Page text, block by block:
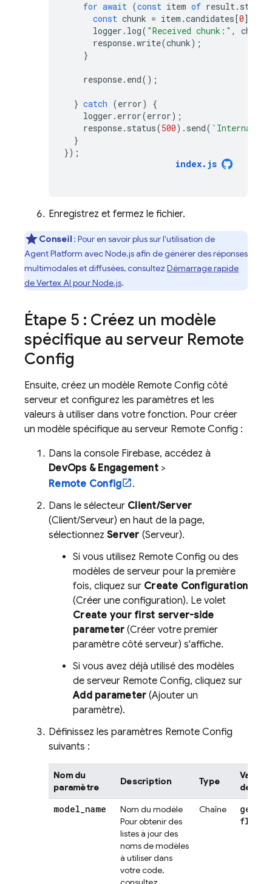
for await (const item of result. stream
const chunk = item .candidates[0].
logger . log( "Received chunk:" , chunk
response.write(chunk);
}
response. end();
} catch (error)
{
logger . error(error);
response. status(500). send( 'Internal
}
});
index. js
Enregistrez et fermez le fichier.
Conseil: Pour en savoir plus sur l'utilisation de
Agent Platform avec Node.js afin de générer des réponses
multimodales et diffusées, consultez Démarrage rapide
de Vertex AI pour Node.js.
Étape 5 : Créez un modèle
spécifique au serveur Remote
Config
Ensuite, créez un modèle Remote Config côté
serveur et configurez les paramètres et les
valeurs à utiliser dans votre fonction. Pour créer
un modèle spécifique au serveur Remote Config :
Dans la console Firebase, accédez à
DevOps & Engagement>
Remote Config
.
Dans le sélecteur Client/Server
(Client/Serveur) en haut de la page,
sélectionnez Server (Serveur).
Si vous utilisez Remote Config ou des
modèles de serveur pour la première
fois, cliquez sur Create Configuration
(Créer une configuration). Le volet
Create your first server-side
parameter (Créer votre premier
paramètre côté serveur) s'affiche.
Si vous avez déjà utilisé des modèles
de serveur Remote Config, cliquez sur
Add parameter (Ajouter un
paramètre).
Définissez les paramètres Remote Config
suivants :
Nom du
paramètre
Description Type
Valeur
défaut
model_name
Nom du modèle
Pour obtenir des
listes à jour des
noms de modèles
à utiliser dans
votre code,
Chaîne
flash